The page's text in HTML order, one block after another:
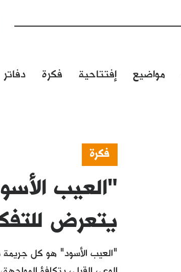
مواضيع إفتتاحية فكرة دفاتر
فكرة
"العيب
يتعرض
"العيب الأسود" هو كل